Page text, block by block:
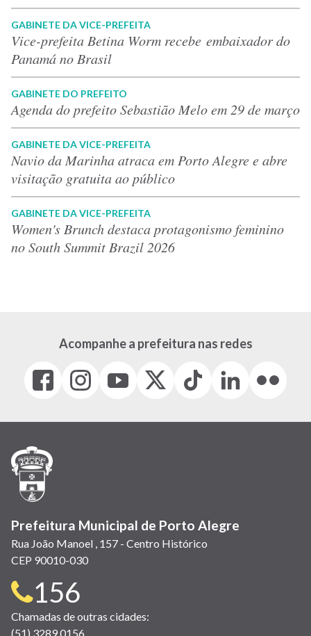
GABINETE DA VICE-PREFEITA
Vice-prefeita Betina Worm recebe embaixador do
Panamá no Brasil
GABINETE DO PREFEITO
Agenda do prefeito Sebastião Melo em 29 de março
GABINETE DA VICE-PREFEITA
Navio da Marinha atraca em Porto Alegre e abre
visitação gratuita ao público
GABINETE DA VICE-PREFEITA
Women's Brunch destaca protagonismo feminino
no South Summit Brazil 2026
Acompanhe a prefeitura nas redes
Facebook
(link
em
janela)
Instagram
(link
em
(link
em
(Antigo
(link
Tiktok
(link
em
LinkedIn
(link
em
(link
em
Prefeitura Municipal de Porto Alegre
Rua João Manoel , 157 - Centro Histórico
CEP 90010-030
Telefone
para
156
Chamadas de outras cidades:
(51) 3289 0156